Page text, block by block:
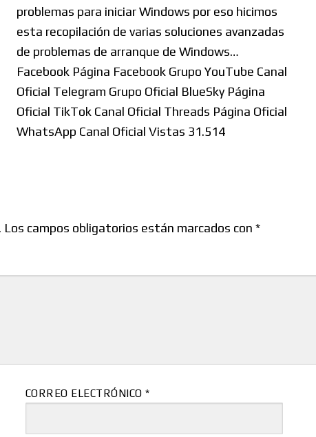
problemas para iniciar Windows por eso hicimos
esta recopilación de varias soluciones avanzadas
de problemas de arranque de Windows…
Facebook Página Facebook Grupo YouTube Canal
Oficial Telegram Grupo Oficial BlueSky Página
Oficial TikTok Canal Oficial Threads Página Oficial
WhatsApp Canal Oficial Vistas 31.514
Los campos obligatorios están marcados con *
CORREO ELECTRÓNICO*